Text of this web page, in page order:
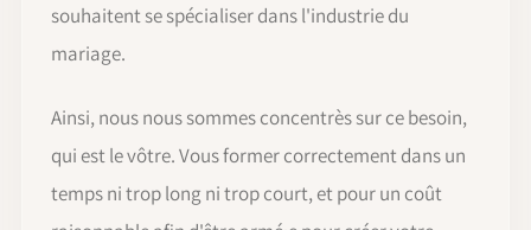
souhaitent se spécialiser dans l'industrie du
mariage.
Ainsi, nous nous sommes concentrès sur ce besoin,
qui est le vôtre. Vous former correctement dans un
temps ni trop long ni trop court, et pour un coût